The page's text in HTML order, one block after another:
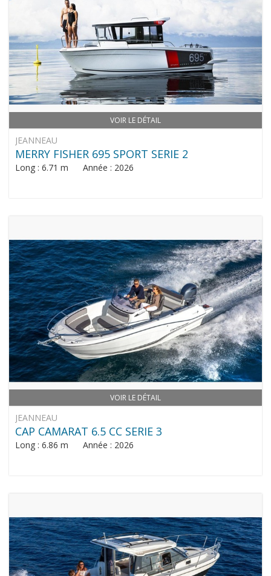
VOIR LE DÉTAIL
JEANNEAU
MERRY FISHER 695 SPORT SERIE 2
Long : 6.71 m Année : 2026
VOIR LE DÉTAIL
JEANNEAU
CAP CAMARAT 6.5 CC SERIE 3
Long : 6.86 m Année : 2026